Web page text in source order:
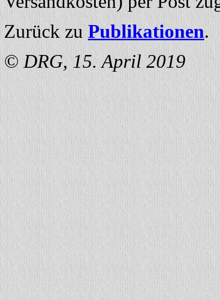
Zurück zuPublikationen.
© DRG, 15. April 2019